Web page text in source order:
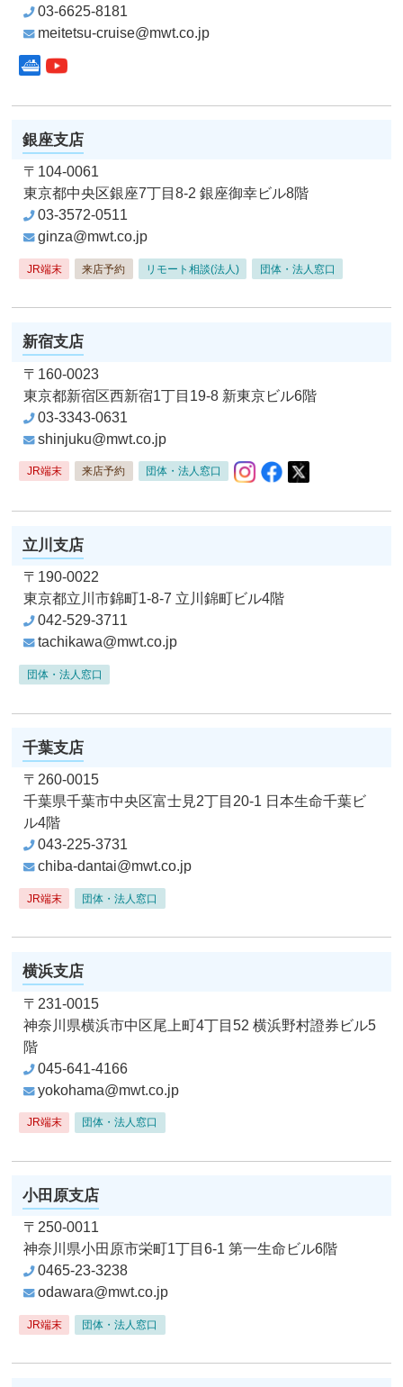
03-6625-8181
meitetsu-cruise@mwt.co.jp
クルーズコンサルタント
銀座支店
〒104-0061
東京都中央区銀座7丁目8-2 銀座御幸ビル8階
03-3572-0511
ginza@mwt.co.jp
JR端末 来店予約 リモート相談(法人) 団体・法人窓口
新宿支店
〒160-0023
東京都新宿区西新宿1丁目19-8新東京ビル6階
03-3343-0631
shinjuku@mwt.co.jp
JR端末 来店予約 団体・法人窓口 InstagramFacebook
立川支店
〒190-0022
東京都立川市錦町1-8-7 立川錦町ビル4階
042-529-3711
tachikawa@mwt.co.jp
団体・法人窓口
千葉支店
〒260-0015
千葉県千葉市中央区富士見2丁目20-1 日本生命千葉ビ
ル4階
043-225-3731
chiba-dantai@mwt.co.jp
JR端末 団体・法人窓口
横浜支店
〒231-0015
神奈川県横浜市中区尾上町4丁目52 横浜野村證券ビル5
階
045-641-4166
yokohama@mwt.co.jp
JR端末 団体・法人窓口
小田原支店
〒250-0011
神奈川県小田原市栄町1丁目6-1 第一生命ビル6階
0465-23-3238
odawara@mwt.co.jp
JR端末 団体・法人窓口